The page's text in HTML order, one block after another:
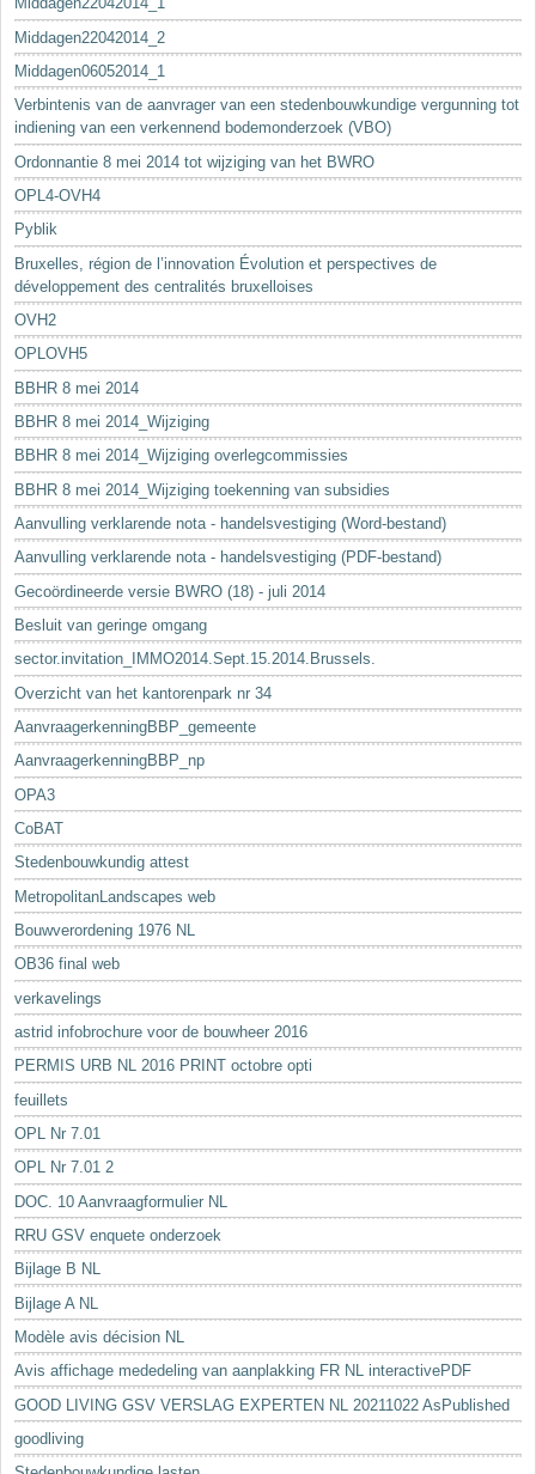
Middagen22042014_2
Middagen06052014_1
Verbintenis van de aanvrager van een stedenbouwkundige vergunning tot
indiening van een verkennend bodemonderzoek (VBO)
Ordonnantie 8 mei 2014 tot wijziging van het BWRO
OPL4-OVH4
Pyblik
Bruxelles, région de l’innovation Évolution et perspectives de
développement des centralités bruxelloises
OVH2
OPLOVH5
BBHR 8 mei 2014
BBHR 8 mei 2014_Wijziging
BBHR 8 mei 2014_Wijziging overlegcommissies
BBHR 8 mei 2014_Wijziging toekenning van subsidies
Aanvulling verklarende nota - handelsvestiging (Word-bestand)
Aanvulling verklarende nota - handelsvestiging (PDF-bestand)
Gecoördineerde versie BWRO (18) - juli 2014
Besluit van geringe omgang
sector.invitation_IMMO2014.Sept.15.2014.Brussels.
Overzicht van het kantorenpark nr 34
AanvraagerkenningBBP_gemeente
AanvraagerkenningBBP_np
OPA3
CoBAT
Stedenbouwkundig attest
MetropolitanLandscapes web
Bouwverordening 1976 NL
OB36 final web
verkavelings
astrid infobrochure voor de bouwheer 2016
PERMIS URB NL 2016 PRINT octobre opti
feuillets
OPL Nr 7.01
OPL Nr 7.01 2
DOC. 10 Aanvraagformulier NL
RRU GSV enquete onderzoek
Bijlage B NL
Bijlage A NL
Modèle avis décision NL
Avis affichage mededeling van aanplakking FR NL interactivePDF
GOOD LIVING GSV VERSLAG EXPERTEN NL 20211022 AsPublished
goodliving